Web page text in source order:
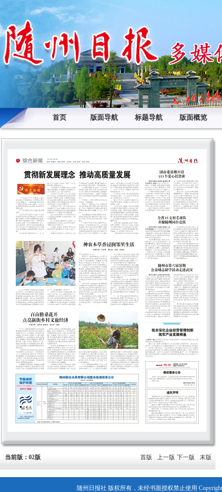
首页 版面导航 标题导航 版面概览
当前版：02版 首版 上一版 下一版 末版
随州日报社 版权所有，未经书面授权禁止使用